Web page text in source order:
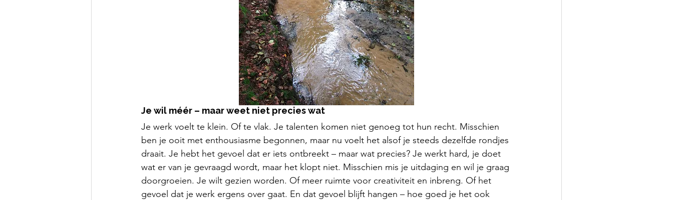
Je wil méér – maar weet niet precies wat
Je werk voelt te klein. Of te vlak. Je talenten komen niet genoeg tot hun recht. Misschien
ben je ooit met enthousiasme begonnen, maar nu voelt het alsof je steeds dezelfde rondjes
draait. Je hebt het gevoel dat er iets ontbreekt – maar wat precies? Je werkt hard, je doet
wat er van je gevraagd wordt, maar het klopt niet. Misschien mis je uitdaging en wil je graag
doorgroeien. Je wilt gezien worden. Of meer ruimte voor creativiteit en inbreng. Of het
gevoel dat je werk ergens over gaat. En dat gevoel blijft hangen – hoe goed je het ook